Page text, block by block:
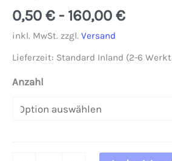
0,50 € - 160,00 €
inkl. MwSt. zzgl. Versand
Lieferzeit: Standard Inland (2-6
Anzahl